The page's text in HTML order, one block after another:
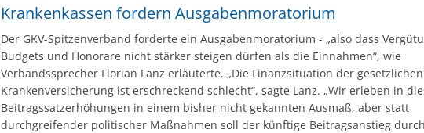
Doris Pfeiffer in der „Rheinischen Post“. Allein in den
vergangenen 3 Monaten hätten 8 Kassen ihre
Zusatzbeiträge erhöht.
Krankenkassen fordern Ausgabenmoratorium
Der GKV-Spitzenverband forderte ein Ausgabenmoratorium - „also dass
Budgets und Honorare nicht stärker steigen dürfen als die Einnahmen“, wie
Verbandssprecher Florian Lanz erläuterte. „Die Finanzsituation der gesetzlichen
Krankenversicherung ist erschreckend schlecht“, sagte Lanz. „Wir erleben in
Beitragssatzerhöhungen in einem bisher nicht gekannten Ausmaß, aber statt
durchgreifender politischer Maßnahmen soll der künftige Beitragsanstieg